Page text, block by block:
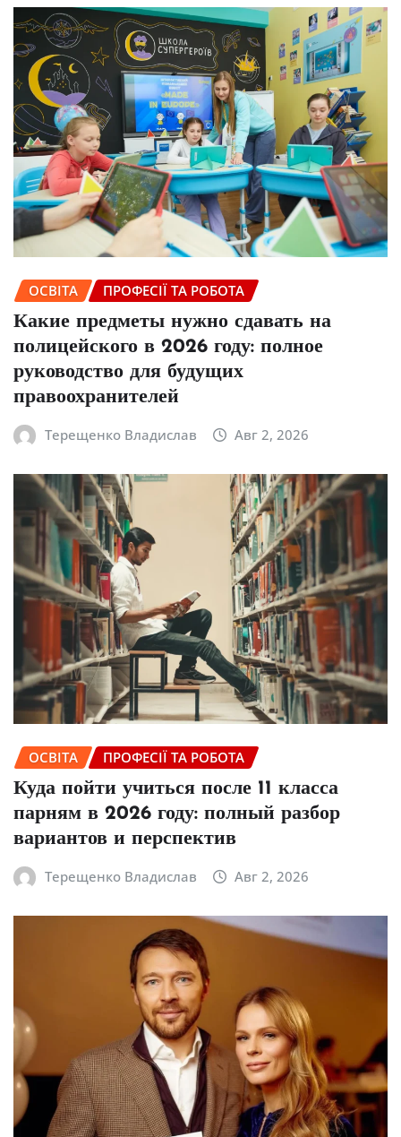
ОСВІТА ПРОФЕСІЇ ТА РОБОТА
Какие предметы нужно сдавать на
полицейского в 2026 году: полное
руководство для будущих
правоохранителей
Терещенко Владислав Авг 2, 2026
ОСВІТА ПРОФЕСІЇ ТА РОБОТА
Куда пойти учиться после 11 класса
парням в 2026 году: полный разбор
вариантов и перспектив
Терещенко Владислав Авг 2, 2026